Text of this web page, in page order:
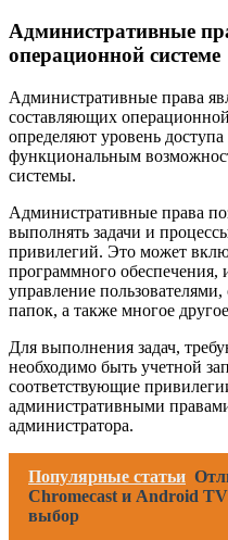
Административные
операционной системе
Административные права
составляющих
определяют уровень
функциональным
системы.
Административные права
выполнять задачи и
привилегий. Это может
программного обеспечения,
управление
папок, а также многое
Для выполнения задач,
необходимо быть учетной
соответствующие
административными
администратора.
Популярные статьи
Chromecast и Android
выбор